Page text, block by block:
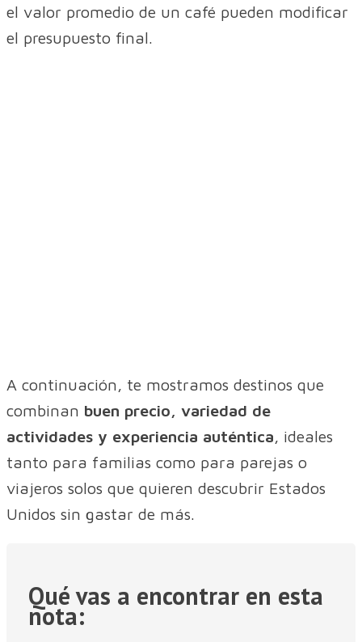
el valor promedio de un café pueden modificar
el presupuesto final.
A continuación, te mostramos destinos que
combinan buen precio, variedad de
actividades y experiencia auténtica, ideales
tanto para familias como para parejas o
viajeros solos que quieren descubrir Estados
Unidos sin gastar de más.
Qué vas a encontrar en esta
nota: